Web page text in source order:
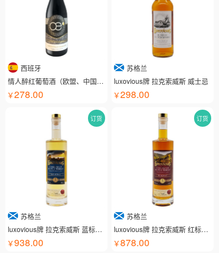
西班牙
情人醉红葡萄酒（欧盟、中国有机认证）
278.00
苏格兰
luxovious牌 拉克索威斯 威士忌
298.00
订货
苏格兰
luxovious牌 拉克索威斯 蓝标威士忌
938.00
订货
苏格兰
luxovious牌 拉克索威斯 红标威士忌
878.00